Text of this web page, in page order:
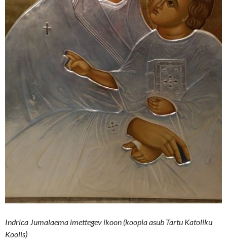
Indrica Jumalaema imettegev ikoon (koopia asub Tartu Katoliku
Koolis)